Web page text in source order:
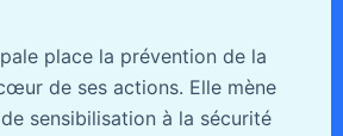
place la prévention de la
de ses actions. Elle mène
sensibilisation à la sécurité